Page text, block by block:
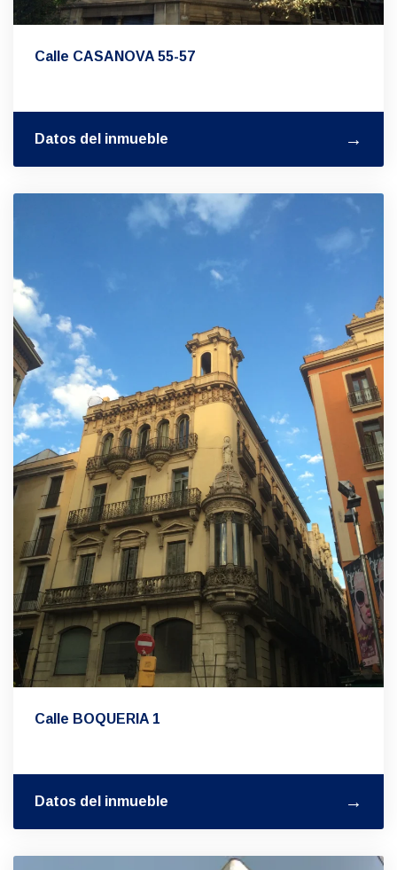
Calle CASANOVA 55-57
Datos del inmueble
Calle BOQUERIA 1
Datos del inmueble